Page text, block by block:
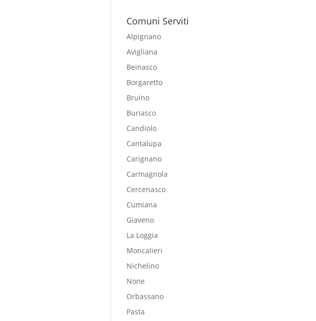
Comuni Serviti
Alpignano
Avigliana
Beinasco
Borgaretto
Bruino
Buriasco
Candiolo
Cantalupa
Carignano
Carmagnola
Cercenasco
Cumiana
Giaveno
La Loggia
Moncalieri
Nichelino
None
Orbassano
Pasta